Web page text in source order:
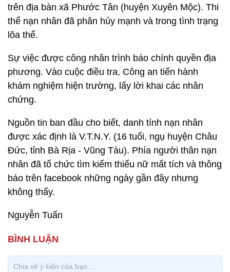
trên địa bàn xã Phước Tân (huyện Xuyên Mộc). Thi
thể nạn nhân đã phân hủy mạnh và trong tình trạng
lõa thể.
Sự việc được công nhân trình báo chính quyền địa
phương. Vào cuộc điều tra, Công an tiến hành
khám nghiệm hiện trường, lấy lời khai các nhân
chứng.
Nguồn tin ban đầu cho biết, danh tính nạn nhân
được xác định là V.T.N.Y. (16 tuổi, ngụ huyện Châu
Đức, tỉnh Bà Rịa - Vũng Tàu). Phía người thân nạn
nhân đã tổ chức tìm kiếm thiếu nữ mất tích và thông
báo trên facebook những ngày gần đây nhưng
không thấy.
Nguyễn Tuấn